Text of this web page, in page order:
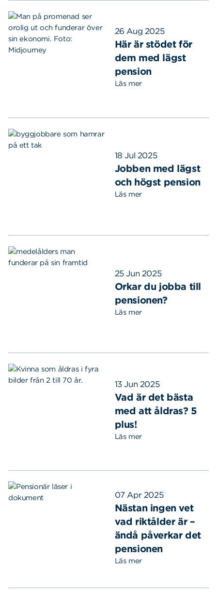
26 Aug 2025
Här är stödet för
dem med lägst
pension
Läs mer
18 Jul 2025
Jobben med lägst
och högst pension
Läs mer
25 Jun 2025
Orkar du jobba till
pensionen?
Läs mer
13 Jun 2025
Vad är det bästa
med att åldras? 5
plus!
Läs mer
07 Apr 2025
Nästan ingen vet
vad riktålder är –
ändå påverkar det
pensionen
Läs mer